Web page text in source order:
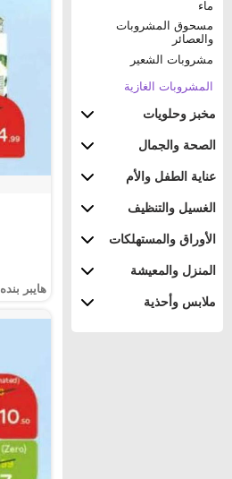
ماء
مسحوق المشروبات
والعصائر
مشروبات الشعير
المشروبات الغازية
مخبز وحلويات
الصحة والجمال
عناية الطفل والأم
الغسيل والتنظيف
الأوراق والمستهلكات
المنزل والمعيشة
ملابس وأحذية
هايبر بنده